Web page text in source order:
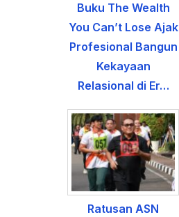
Buku The Wealth
You Can’t Lose Ajak
Profesional Bangun
Kekayaan
Relasional di Er…
Ratusan ASN